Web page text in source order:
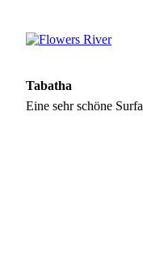
Tabatha
Eine sehr schöne